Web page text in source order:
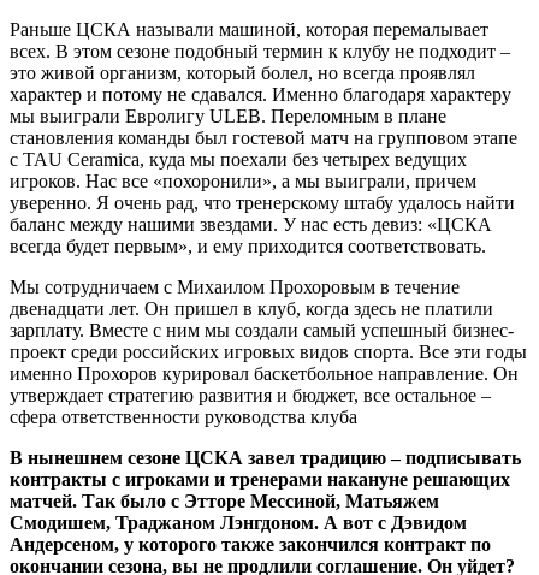
Раньше ЦСКА называли машиной, которая перемалывает
всех. В этом сезоне подобный термин к клубу не подходит –
это живой организм, который болел, но всегда проявлял
характер и потому не сдавался. Именно благодаря характеру
мы выиграли Евролигу ULEB. Переломным в плане
становления команды был гостевой матч на групповом этапе
с TAU Ceramica, куда мы поехали без четырех ведущих
игроков. Нас все «похоронили», а мы выиграли, причем
уверенно. Я очень рад, что тренерскому штабу удалось найти
баланс между нашими звездами. У нас есть девиз: «ЦСКА
всегда будет первым», и ему приходится соответствовать.
Мы сотрудничаем с Михаилом Прохоровым в течение
двенадцати лет. Он пришел в клуб, когда здесь не платили
зарплату. Вместе с ним мы создали самый успешный бизнес-
проект среди российских игровых видов спорта. Все эти годы
именно Прохоров курировал баскетбольное направление. Он
утверждает стратегию развития и бюджет, все остальное –
сфера ответственности руководства клуба
В нынешнем сезоне ЦСКА завел традицию – подписывать
контракты с игроками и тренерами накануне решающих
матчей. Так было с Этторе Мессиной, Матьяжем
Смодишем, Траджаном Лэнгдоном. А вот с Дэвидом
Андерсеном, у которого также закончился контракт по
окончании сезона, вы не продлили соглашение. Он уйдет?